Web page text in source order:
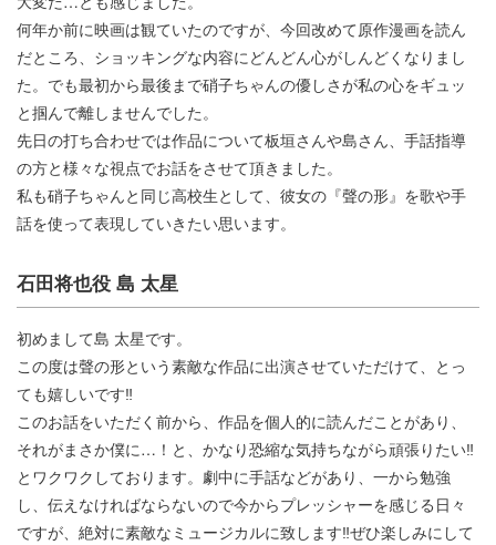
何年か前に映画は観ていたのですが、今回改めて原作漫画を読ん
だところ、ショッキングな内容にどんどん心がしんどくなりまし
た。でも最初から最後まで硝子ちゃんの優しさが私の心をギュッ
と掴んで離しませんでした。
先日の打ち合わせでは作品について板垣さんや島さん、手話指導
の方と様々な視点でお話をさせて頂きました。
私も硝子ちゃんと同じ高校生として、彼女の『聲の形』を歌や手
話を使って表現していきたい思います。
石田将也役 島 太星
初めまして島 太星です。
この度は聲の形という素敵な作品に出演させていただけて、とっ
ても嬉しいです‼︎
このお話をいただく前から、作品を個人的に読んだことがあり、
それがまさか僕に…！と、かなり恐縮な気持ちながら頑張りたい‼︎
とワクワクしております。劇中に手話などがあり、一から勉強
し、伝えなければならないので今からプレッシャーを感じる日々
ですが、絶対に素敵なミュージカルに致します‼︎ぜひ楽しみにして